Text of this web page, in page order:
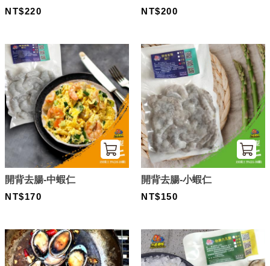
NT$220
NT$200
開背去腸-中蝦仁
NT$170
開背去腸-小蝦仁
NT$150